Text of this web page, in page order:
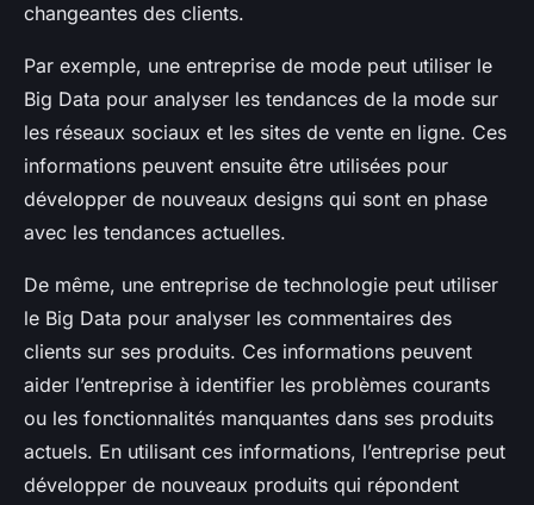
changeantes des clients.
Par exemple, une entreprise de mode peut utiliser le
Big Data pour analyser les tendances de la mode sur
les réseaux sociaux et les sites de vente en ligne. Ces
informations peuvent ensuite être utilisées pour
développer de nouveaux designs qui sont en phase
avec les tendances actuelles.
De même, une entreprise de technologie peut utiliser
le Big Data pour analyser les commentaires des
clients sur ses produits. Ces informations peuvent
aider l’entreprise à identifier les problèmes courants
ou les fonctionnalités manquantes dans ses produits
actuels. En utilisant ces informations, l’entreprise peut
développer de nouveaux produits qui répondent